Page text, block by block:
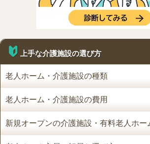
上手な介護施設の選び方
老人ホーム・介護施設の種類
老人ホーム・介護施設の費用
新規オープンの介護施設・有料老人ホー